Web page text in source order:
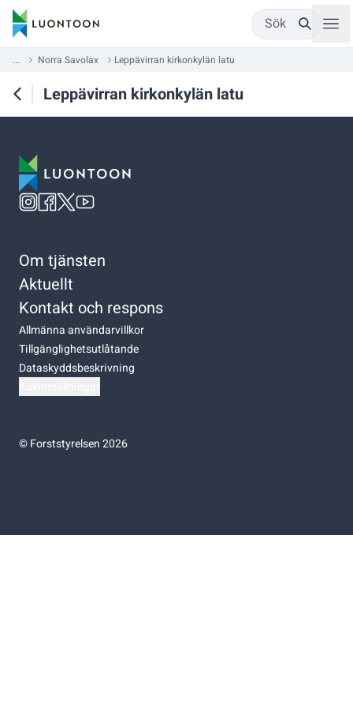
Sök
... Norra Savolax Leppävirran kirkonkylän latu
Leppävirran kirkonkylän latu
Om tjänsten
Aktuellt
Kontakt och respons
Allmänna användarvillkor
Tillgänglighetsutlåtande
Dataskyddsbeskrivning
©Forststyrelsen 2026